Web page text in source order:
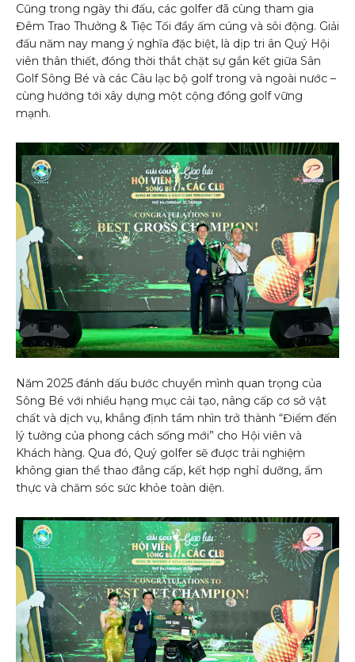
Cũng trong ngày thi đấu, các golfer đã cùng tham gia
Đêm Trao Thưởng & Tiệc Tối đầy ấm cúng và sôi động. Giải
đấu năm nay mang ý nghĩa đặc biệt, là dịp tri ân Quý Hội
viên thân thiết, đồng thời thắt chặt sự gắn kết giữa Sân
Golf Sông Bé và các Câu lạc bộ golf trong và ngoài nước –
cùng hướng tới xây dựng một cộng đồng golf vững
mạnh.
Năm 2025 đánh dấu bước chuyển mình quan trọng của
Sông Bé với nhiều hạng mục cải tạo, nâng cấp cơ sở vật
chất và dịch vụ, khẳng định tầm nhìn trở thành “Điểm đến
lý tưởng của phong cách sống mới” cho Hội viên và
Khách hàng. Qua đó, Quý golfer sẽ được trải nghiệm
không gian thể thao đẳng cấp, kết hợp nghỉ dưỡng, ẩm
thực và chăm sóc sức khỏe toàn diện.